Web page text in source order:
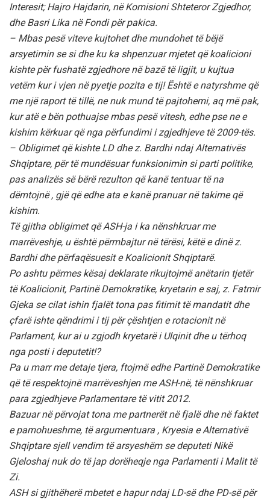
Interesit; Hajro Hajdarin, në Komisioni Shteteror Zgjedhor,
dhe Basri Lika në Fondi për pakica.
– Mbas pesë viteve kujtohet dhe mundohet të bëjë
arsyetimin se si dhe ku ka shpenzuar mjetet që koalicioni
kishte për fushatë zgjedhore në bazë të ligjit, u kujtua
vetëm kur i vjen në pyetje pozita e tij! Është e natyrshme që
me një raport të tillë, ne nuk mund të pajtohemi, aq më pak,
kur atë e bën pothuajse mbas pesë vitesh, edhe pse ne e
kishim kërkuar që nga përfundimi i zgjedhjeve të 2009-tës.
– Obligimet që kishte LD dhe z. Bardhi ndaj Alternativës
Shqiptare, për të mundësuar funksionimin si parti politike,
pas analizës së bërë rezulton që kanë tentuar të na
dëmtojnë , gjë që edhe ata e kanë pranuar në takime që
kishim.
Të gjitha obligimet që ASH-ja i ka nënshkruar me
marrëveshje, u është përmbajtur në tërësi, këtë e dinë z.
Bardhi dhe përfaqësuesit e Koalicionit Shqiptarë.
Po ashtu përmes kësaj deklarate rikujtojmë anëtarin tjetër
të Koalicionit, Partinë Demokratike, kryetarin e saj, z. Fatmir
Gjeka se cilat ishin fjalët tona pas fitimit të mandatit dhe
çfarë ishte qëndrimi i tij për çështjen e rotacionit në
Parlament, kur ai u zgjodh kryetarë i Ulqinit dhe u tërhoq
nga posti i deputetit!?
Pa u marr me detaje tjera, ftojmë edhe Partinë Demokratike
që të respektojnë marrëveshjen me ASH-në, të nënshkruar
para zgjedhjeve Parlamentare të vitit 2012.
Bazuar në përvojat tona me partnerët në fjalë dhe në faktet
e pamohueshme, të argumentuara , Kryesia e Alternativë
Shqiptare sjell vendim të arsyeshëm se deputeti Nikë
Gjeloshaj nuk do të jap dorëheqje nga Parlamenti i Malit të
Zi.
ASH si gjithëherë mbetet e hapur ndaj LD-së dhe PD-së për